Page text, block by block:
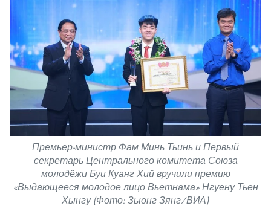
Премьер-министр Фам Минь Тьинь и Первый
секретарь Центрального комитета Союза
молодёжи Буи Куанг Хий вручили премию
«Выдающееся молодое лицо Вьетнама» Нгуену Тьен
Хынгу (Фото: Зыонг Зянг/ВИА)